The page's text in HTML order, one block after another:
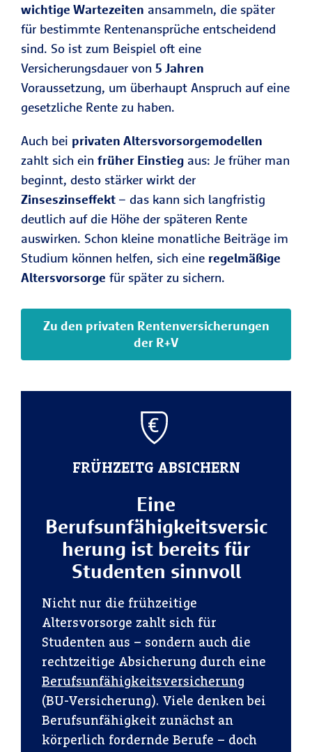
wichtige Wartezeiten ansammeln, die später
für bestimmte Rentenansprüche entscheidend
sind. So ist zum Beispiel oft eine
Versicherungsdauer von 5 Jahren
Voraussetzung, um überhaupt Anspruch auf eine
gesetzliche Rente zu haben.
Auch bei privaten Altersvorsorgemodellen
zahlt sich ein früher Einstieg aus: Je früher man
beginnt, desto stärker wirkt der
Zinseszinseffekt – das kann sich langfristig
deutlich auf die Höhe der späteren Rente
auswirken. Schon kleine monatliche Beiträge im
Studium können helfen, sich eine regelmäßige
Altersvorsorge für später zu sichern.
Zu den privaten Rentenversicherungen
der R+V
FRÜHZEITG ABSICHERN
Eine
Berufsunfähigkeitsversic
herung ist bereits für
Studenten sinnvoll
Nicht nur die frühzeitige
Altersvorsorge zahlt sich für
Studenten aus – sondern auch die
rechtzeitige Absicherung durch eine
Berufsunfähigkeitsversicherung
(BU-Versicherung). Viele denken bei
Berufsunfähigkeit zunächst an
körperlich fordernde Berufe – doch